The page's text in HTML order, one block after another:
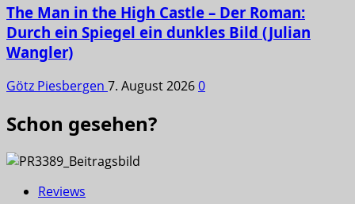
The Man in the High Castle – Der Roman:
Durch ein Spiegel ein dunkles Bild (Julian
Wangler)
Götz Piesbergen 7. August 20260
Schon gesehen?
Reviews